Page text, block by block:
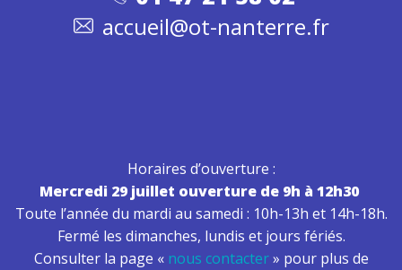
accueil@ot-nanterre.fr
Horaires d’ouverture :
Mercredi 29 juillet ouverture de 9h à 12h30
Toute l’année du mardi au samedi : 10h-13h et 14h-18h.
Fermé les dimanches, lundis et jours fériés.
Consulter la page « nous contacter» pour plus de